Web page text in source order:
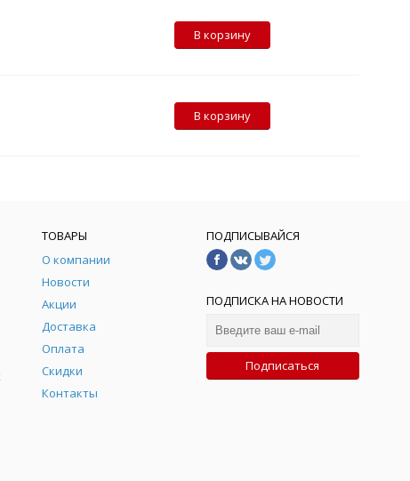
В корзину
В корзину
ТОВАРЫ
О компании
Новости
Акции
Доставка
Оплата
Скидки
Контакты
ПОДПИСЫВАЙСЯ
ПОДПИСКА НА НОВОСТИ
Подписаться